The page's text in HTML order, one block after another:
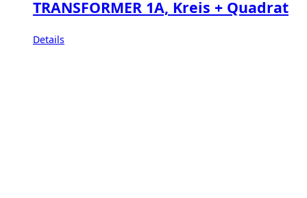
TRANSFORMER 1A, Kreis + Quadrat
Details